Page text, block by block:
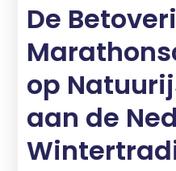
De
op
aan de